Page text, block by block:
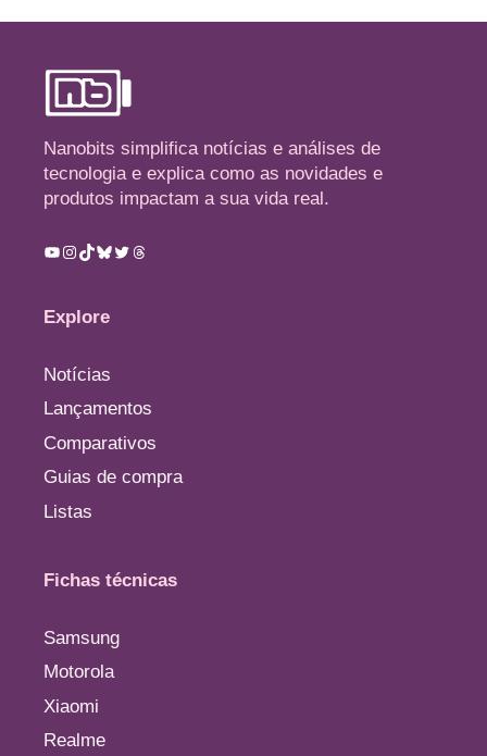
Nanobits simplifica notícias e análises de
tecnologia e explica como as novidades e
produtos impactam a sua vida real.
Youtube
Instagram
TikTok
Bluesky
TwitterThreads
Explore
Notícias
Lançamentos
Comparativos
Guias de compra
Listas
Fichas técnicas
Samsung
Motorola
Xiaomi
Realme